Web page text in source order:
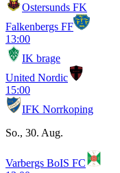
Ostersunds FK
Falkenbergs FF
13:00
IK brage
United Nordic
15:00
IFK Norrkoping
So., 30. Aug.
Varbergs BoIS FC